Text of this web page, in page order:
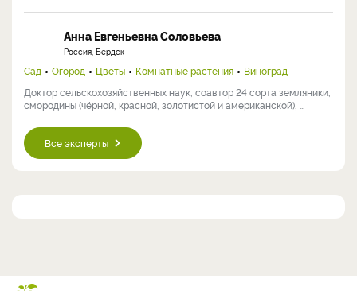
Анна Евгеньевна Соловьева
Россия, Бердск
Сад Огород Цветы Комнатные растения
Виноград
Доктор сельскохозяйственных наук, соавтор 24 сорта земляники,
смородины (чёрной, красной, золотистой и американской), ...
Все эксперты